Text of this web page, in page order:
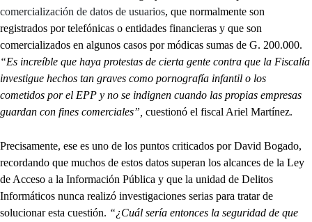
comercialización de datos de usuarios, que normalmente son
registrados por telefónicas o entidades financieras y que son
comercializados en algunos casos por módicas sumas de G. 200.000.
“Es increíble que haya protestas de cierta gente contra que la Fiscalía
investigue hechos tan graves como pornografía infantil o los
cometidos por el EPP y no se indignen cuando las propias empresas
guardan con fines comerciales”, cuestionó el fiscal Ariel Martínez.
Precisamente, ese es uno de los puntos criticados por David Bogado,
recordando que muchos de estos datos superan los alcances de la Ley
de Acceso a la Información Pública y que la unidad de Delitos
Informáticos nunca realizó investigaciones serias para tratar de
solucionar esta cuestión. “¿Cuál sería entonces la seguridad de que